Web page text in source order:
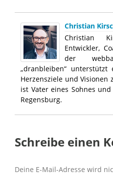
Christian
Christian
Entwickler,
der
„dranbleiben“
Herzensziele und Visionen
ist Vater eines Sohnes
Regensburg.
Schreibe einen
Deine E-Mail-Adresse wird